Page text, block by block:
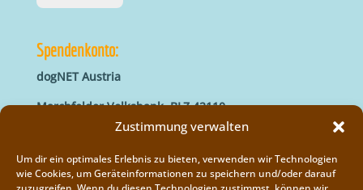
Zustimmung verwalten
Um dir ein optimales Erlebnis zu bieten, verwenden wir Technologien
wie Cookies, um Geräteinformationen zu speichern und/oder darauf
Spendenkonto:
dogNET Austria
Marchfelder Volksbank, BLZ 42110
IBAN: AT66 4211 0421 5000 0000